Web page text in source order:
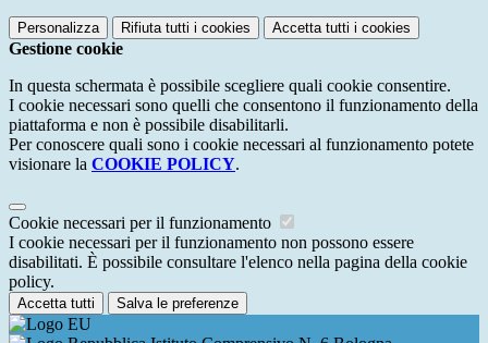
Personalizza Rifiuta tutti i cookies Accetta tutti i cookies
Gestione cookie
In questa schermata è possibile scegliere quali cookie consentire.
I cookie necessari sono quelli che consentono il funzionamento della
piattaforma e non è possibile disabilitarli.
Per conoscere quali sono i cookie necessari al funzionamento potete
visionare la COOKIE POLICY.
Cookie necessari per il funzionamento
I cookie necessari per il funzionamento non possono essere
disabilitati. È possibile consultare l'elenco nella pagina della cookie
policy.
Accetta tutti Salva le preferenze